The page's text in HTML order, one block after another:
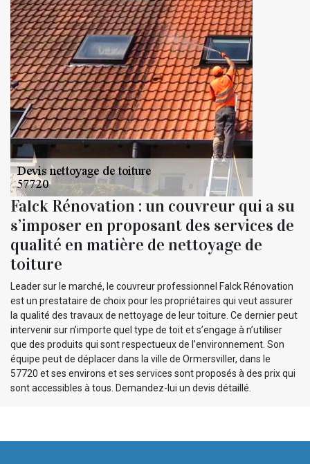
Falck Rénovation : un couvreur qui a su
s’imposer en proposant des services de
qualité en matière de nettoyage de
toiture
Leader sur le marché, le couvreur professionnel Falck Rénovation
est un prestataire de choix pour les propriétaires qui veut assurer
la qualité des travaux de nettoyage de leur toiture. Ce dernier peut
intervenir sur n’importe quel type de toit et s’engage à n’utiliser
que des produits qui sont respectueux de l’environnement. Son
équipe peut de déplacer dans la ville de Ormersviller, dans le
57720 et ses environs et ses services sont proposés à des prix qui
sont accessibles à tous. Demandez-lui un devis détaillé.